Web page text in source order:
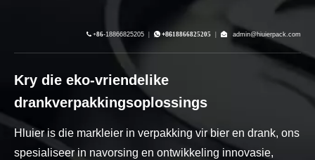
 +86-18866825205  +8618866825205  admin@hiuierpack.com
Kry die eko-vriendelike
drankverpakkingsoplossings
Hluier is die markleier in verpakking vir bier en drank, ons
spesialiseer in navorsing en ontwikkeling innovasie,